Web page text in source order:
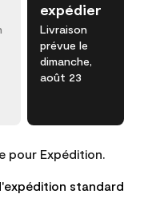
expédier
Livraison
prévue le
dimanche,
août 23
pour Expédition.
standard